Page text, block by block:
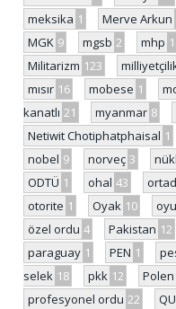
meksika 1 Merve Arkun
MGK 9 mgsb 2 mhp 1
Militarizm 123
mısır 16 mobese 1
kanatlı 21 myanmar 8
Netiwit Chotiphatphaisal 1
nobel 9 norveç 3
ODTÜ 1 ohal 43
otorite 1 Oyak 10
özel ordu 4 Pakistan 12
paraguay 1 PEN 1
selek 18 pkk 12
profesyonel ordu 22